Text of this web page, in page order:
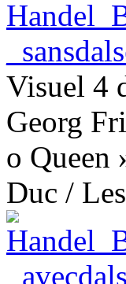
Visuel 4
Georg
o Queen
Duc /